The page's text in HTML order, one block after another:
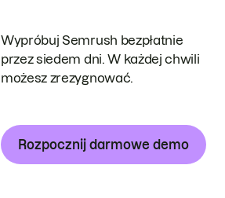
Wypróbuj Semrush bezpłatnie
przez siedem dni. W każdej chwili
możesz zrezygnować.
Rozpocznij darmowe demo